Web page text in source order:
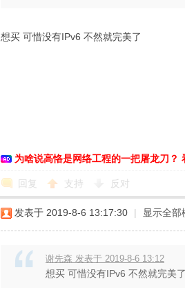
想买 可惜没有IPv6 不然就完美了
为啥说高恪是网络工程的一把屠龙刀？
回复 支持 反对
发表于 2019-8-6 13:17:30 | 显示全部
谢先森 发表于 2019-8-6 13:12
想买 可惜没有IPv6 不然就完美